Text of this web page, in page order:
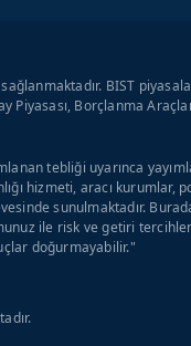
BIST
Piyasası, Borçlanma
tebliği uyarınca
hizmeti, aracı
sunulmaktadır.
ile risk ve getiri
doğurmayabilir."